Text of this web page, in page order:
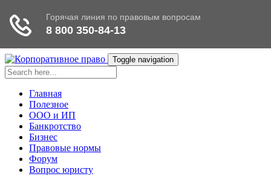
Toggle navigation
Главная
Полезное
ООО и ИП
Банкротство
Бизнес
Правовые нормы
Форум
Вопрос юристу